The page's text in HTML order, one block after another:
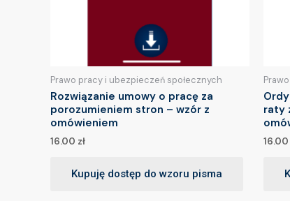
Prawo pracy i ubezpieczeń społecznych
Rozwiązanie umowy o pracę za
porozumieniem stron – wzór z
omówieniem
16.00 zł
Kupuję dostęp do wzoru pisma
raty
16.00